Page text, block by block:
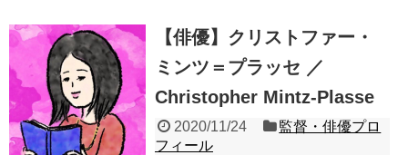
【俳優】クリストファー・
ミンツ＝プラッセ ／
Christopher Mintz-Plasse
2020/11/24
監督・俳優プロ
フィール